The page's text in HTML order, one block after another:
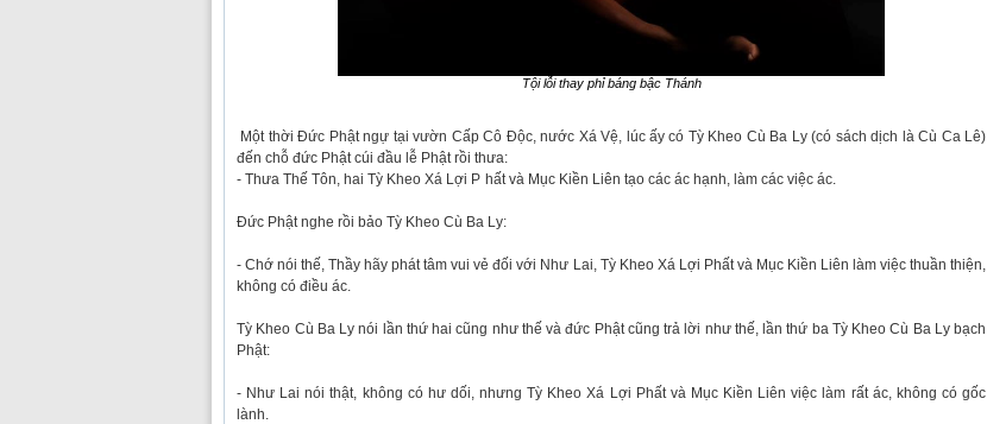
Tội lỗi thay phỉ báng bậc Thánh
Một thời Đức Phật ngự tại vườn Cấp Cô Độc, nước Xá Vệ, lúc ấy có Tỳ Kheo Cù Ba Ly (có sách dịch là Cù Ca Lê)
đến chỗ đức Phật cúi đầu lễ Phật rồi thưa:
- Thưa Thế Tôn, hai Tỳ Kheo Xá Lợi P hất và Mục Kiền Liên tạo các ác hạnh, làm các việc ác.
Đức Phật nghe rồi bảo Tỳ Kheo Cù Ba Ly:
- Chớ nói thế, Thầy hãy phát tâm vui vẻ đối với Như Lai, Tỳ Kheo Xá Lợi Phất và Mục Kiền Liên làm việc thuần thiện,
không có điều ác.
Tỳ Kheo Cù Ba Ly nói lần thứ hai cũng như thế và đức Phật cũng trả lời như thế, lần thứ ba Tỳ Kheo Cù Ba Ly bạch
Phật:
- Như Lai nói thật, không có hư dối, nhưng Tỳ Kheo Xá Lợi Phất và Mục Kiền Liên việc làm rất ác, không có gốc
lành.